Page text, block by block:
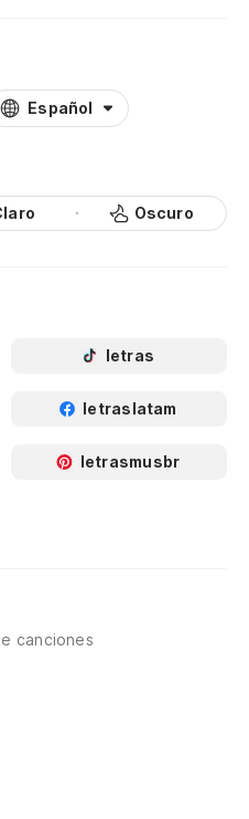
Español
Oscuro
letras
letraslatam
letrasmusbr
canciones